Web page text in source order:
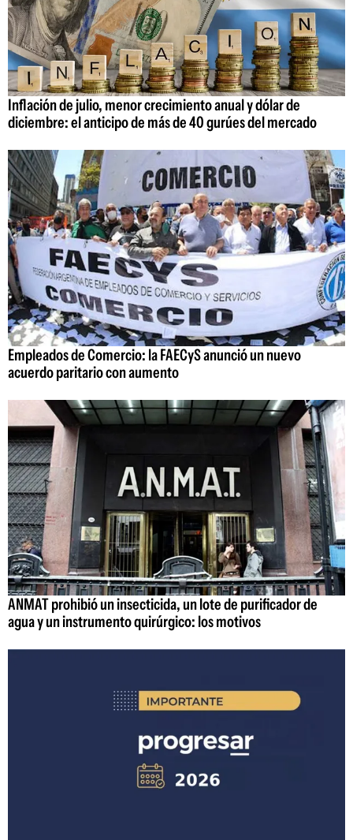
Inflación de julio, menor crecimiento anual y dólar de
diciembre: el anticipo de más de 40 gurúes del mercado
Empleados de Comercio: la FAECyS anunció un nuevo
acuerdo paritario con aumento
ANMAT prohibió un insecticida, un lote de purificador de
agua y un instrumento quirúrgico: los motivos